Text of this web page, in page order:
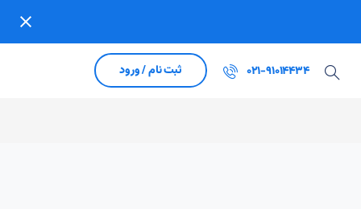
021-91014434 ثبت نام / ورود